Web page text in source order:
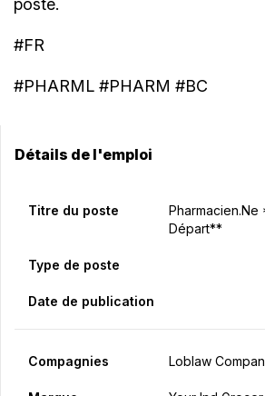
poste.
#FR
#PHARML #PHARM #BC
Détails de l'emploi
Titre du poste
Pharmacien.ne
Départ**
Type de poste
Date de publication
Compagnies Loblaw